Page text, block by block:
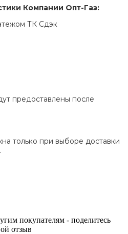
Компании Опт-Газ:
ТК Сдэк
предоставлены после
только при выборе доставки
покупателям - поделитесь
отзыв